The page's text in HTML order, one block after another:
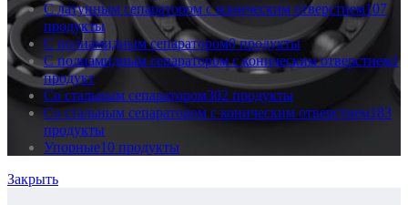
С латунным сепаратором с коническим отверстием107
продукты
С полиамидным сепаратором0 продукты
С полиамидным сепаратором с коническим отверстием1
продукт
Со стальным сепаратором302 продукты
Со стальным сепаратором с коническим отверстием183
продукты
Упорные10 продукты
Закрыть